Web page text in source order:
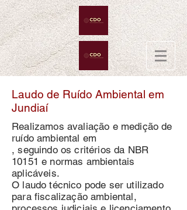
Laudo de Ruído Ambiental em
Jundiaí
Realizamos avaliação e medição de
ruído ambiental em
, seguindo os critérios da NBR
10151 e normas ambientais
aplicáveis.
O laudo técnico pode ser utilizado
para fiscalização ambiental,